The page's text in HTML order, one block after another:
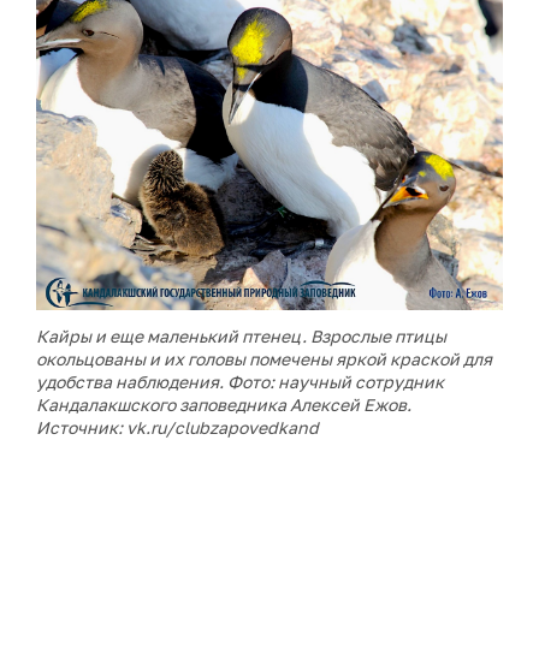
Кайры и еще маленький птенец. Взрослые птицы
окольцованы и их головы помечены яркой краской для
удобства наблюдения. Фото: научный сотрудник
Кандалакшского заповедника Алексей Ежов.
Источник: vk.ru/clubzapovedkand